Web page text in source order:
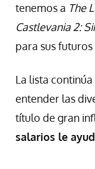
tenemos a The
Castlevania 2:
para sus
La lista
entender las
título de gran
salarios le